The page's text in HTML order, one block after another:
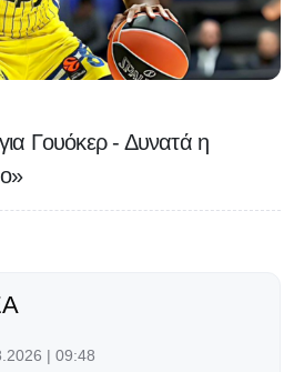
Γουόκερ - Δυνατά η
| 09:48